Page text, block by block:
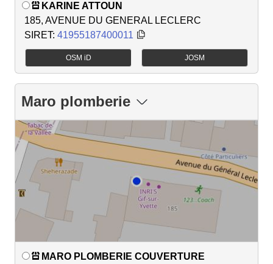
KARINE ATTOUN
185, AVENUE DU GENERAL LECLERC
SIRET: 41955187400011
OSM iD JOSM
Maro plomberie
MARO PLOMBERIE COUVERTURE